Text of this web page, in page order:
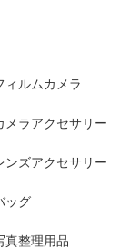
ィルムカメラ
メラアクセサリー
ンズアクセサリー
ッグ
真整理用品